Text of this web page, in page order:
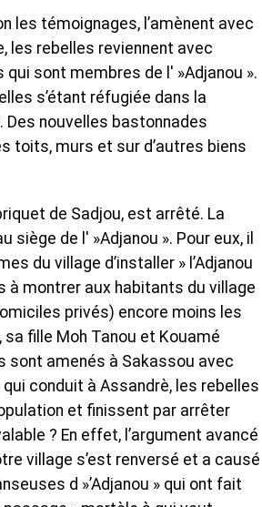
les témoignages, l’amènent avec
les rebelles reviennent avec
sont membres de l' »Adjanou ».
s’étant réfugiée dans la
Des nouvelles bastonnades
toits, murs et sur d’autres biens
de Sadjou, est arrêté. La
siège de l' »Adjanou ». Pour eux, il
du village d’installer » l’Adjanou
à montrer aux habitants du village
privés) encore moins les
fille Moh Tanou et Kouamé
sont amenés à Sakassou avec
conduit à Assandrè, les rebelles
et finissent par arrêter
? En effet, l’argument avancé
village s’est renversé et a causé
d »’Adjanou » qui ont fait